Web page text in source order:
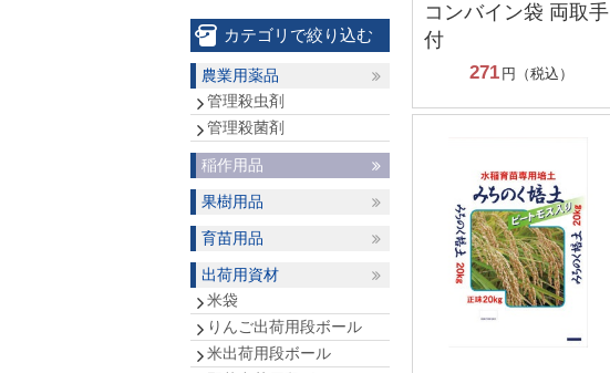
コンバイン袋 両取手
付
271 円（税込）
カテゴリで絞り込む
農業用薬品
管理殺虫剤
管理殺菌剤
稲作用品
果樹用品
育苗用品
出荷用資材
米袋
りんご出荷用段ボール
米出荷用段ボール